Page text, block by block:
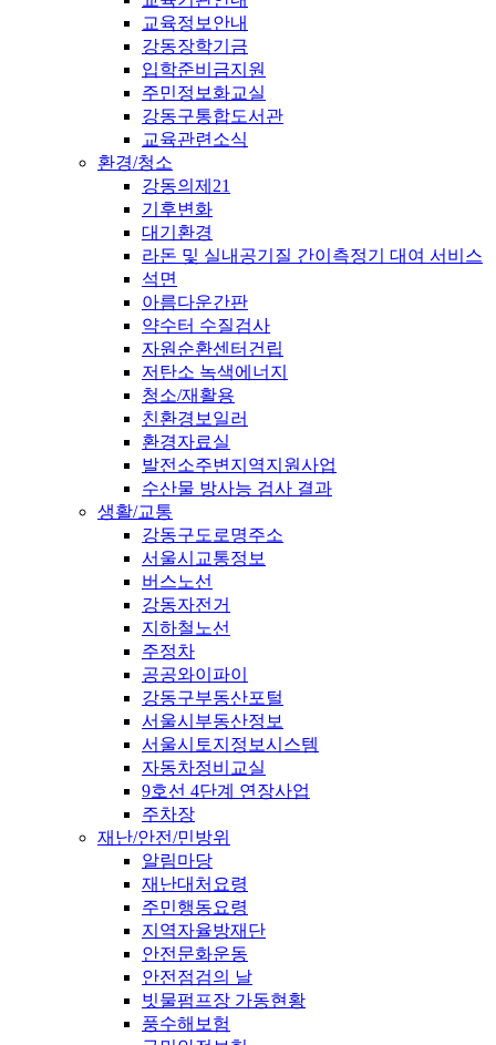
교육정보안내
강동장학기금
입학준비금지원
주민정보화교실
강동구통합도서관
교육관련소식
환경/청소
강동의제21
기후변화
대기환경
라돈 및 실내공기질 간이측정기 대여 서비스
석면
아름다운간판
약수터 수질검사
자원순환센터건립
저탄소 녹색에너지
청소/재활용
친환경보일러
환경자료실
발전소주변지역지원사업
수산물 방사능 검사 결과
생활/교통
강동구도로명주소
서울시교통정보
버스노선
강동자전거
지하철노선
주정차
공공와이파이
강동구부동산포털
서울시부동산정보
서울시토지정보시스템
자동차정비교실
9호선 4단계 연장사업
주차장
재난/안전/민방위
알림마당
재난대처요령
주민행동요령
지역자율방재단
안전문화운동
안전점검의 날
빗물펌프장 가동현황
풍수해보험